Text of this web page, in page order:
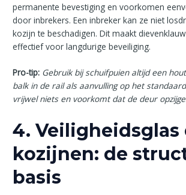
permanente bevestiging en voorkomen
door inbrekers. Een inbreker kan ze niet
kozijn te beschadigen. Dit maakt
effectief voor langdurige beveiliging.
Pro-tip: Gebruik bij schuifpuien altijd een
balk in de rail als aanvulling op het
vrijwel niets en voorkomt dat de deur
4. Veiligheidsglas
kozijnen: de
basis